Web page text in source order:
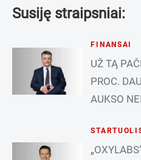
Susiję straipsniai:
FINANSAI
UŽ TĄ
PROC.
AUKSO